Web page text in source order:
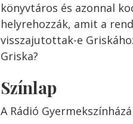
könyvtáros és azonnal
helyrehozzák, amit a
visszajutottak-e
Griska?
Színlap
A Rádió